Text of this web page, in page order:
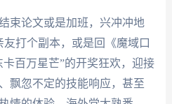
束论文或是加班，兴冲冲地
打个副本，或是回《魔域口
百万星芒”的开奖狂欢，迎接
飘忽不定的技能响应，甚至